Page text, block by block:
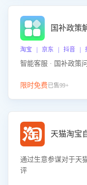
国补政策
淘宝 | 京东 | 抖音 |
智能客服 · 国补政策
限时免费已售99+
天猫淘宝
通过生意参谋对于天
评